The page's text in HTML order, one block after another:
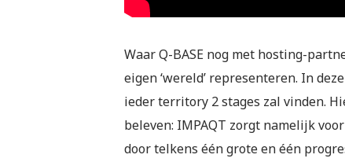
Waar Q-BASE nog met hosting-
eigen ‘wereld’ representeren. In
ieder territory 2 stages zal vinden.
beleven: IMPAQT zorgt namelijk
door telkens één grote en één